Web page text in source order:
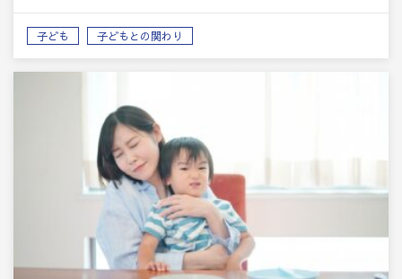
子ども 子どもとの関わり